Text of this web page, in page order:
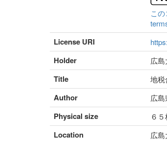
こ
License URI
Holder 広
Title 地税
Author 広島
Physical size ６５
Location 広